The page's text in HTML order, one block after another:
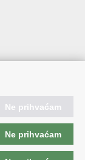
Ne prihvaćam
Ne prihvaćam